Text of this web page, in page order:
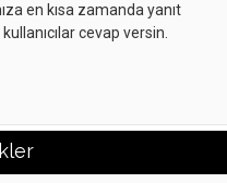
en kısa zamanda yanıt
cevap versin.